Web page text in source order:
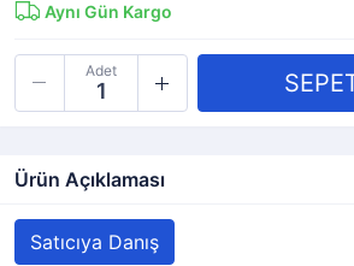
Aynı Gün Kargo
Adet
Ürün Açıklaması
Satıcıya Danış